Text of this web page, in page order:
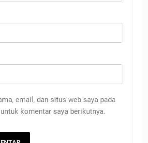
email, dan situs web saya pada
komentar saya berikutnya.